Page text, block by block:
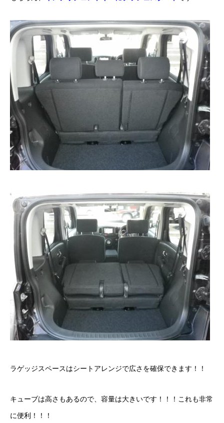
ラゲッジスペースはシートアレンジで広さを確保できます！！
キューブは高さもあるので、容量は大きいです！！！これも非常
に便利！！！